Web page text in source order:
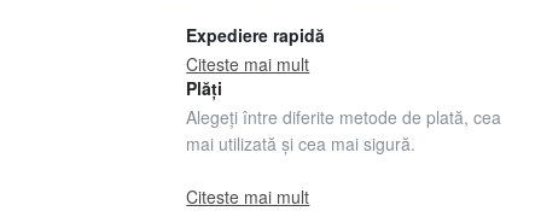
Expediere rapidă
Citeste mai mult
Plăți
Alegeți între diferite metode de plată, cea
mai utilizată și cea mai sigură.
Citeste mai mult